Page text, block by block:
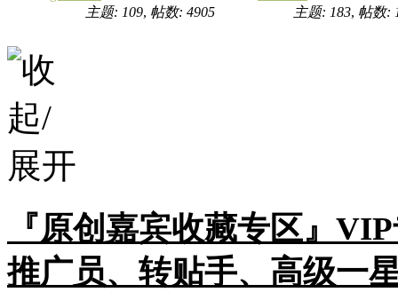
主题: 109, 帖数: 4905 主题: 183, 帖数:
『原创嘉宾收藏专区』
推广员、转贴手、高级一